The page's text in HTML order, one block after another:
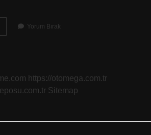
Yorum Bırak
https://otomega.com.tr
Sitemap